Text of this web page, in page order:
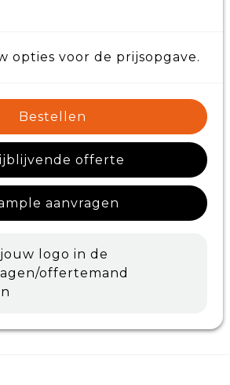
opties voor de prijsopgave.
Bestellen
offerte
aanvragen
logo in de
offertemand